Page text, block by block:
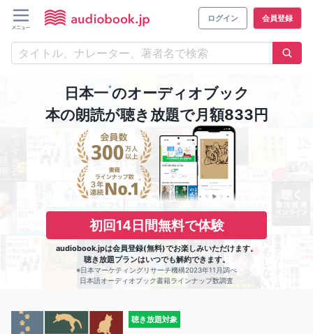
ログイン 会員登録
日本一※のオーディオブック
本の朗読が聴き放題で月額833円
初回14日間無料で体験
audiobook.jpは会員登録(無料)でお楽しみいただけます。
聴き放題プランはいつでも解約できます。
※日本マーケティングリサーチ機構2023年11月調べ
日本語オーディオブック書籍ラインナップ数調査
聴き放題対象